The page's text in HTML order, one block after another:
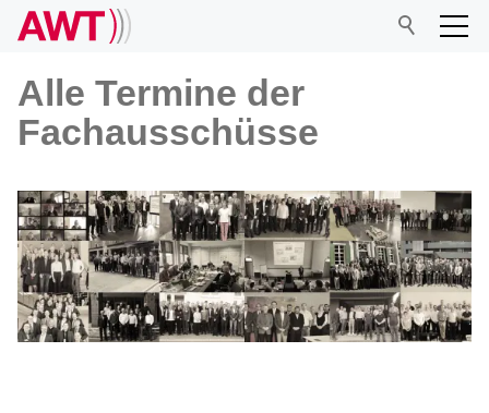
Netzwerk
Veranstaltungen
HK HärtereiKongress
Alle Termine der
Fachausschüsse